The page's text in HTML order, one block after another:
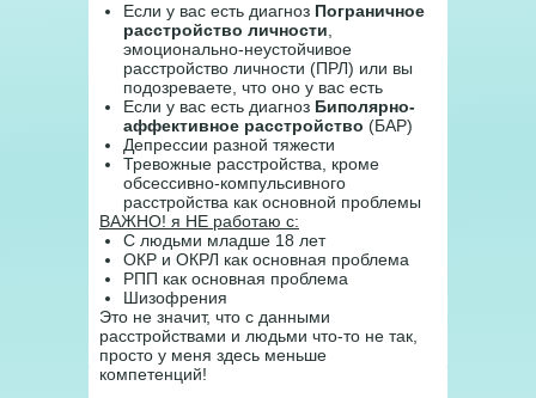
Если у вас есть диагноз Пограничное
расстройство личности
эмоционально-неустойчивое
расстройство личности (ПРЛ) или вы
подозреваете, что оно у вас есть
Если у вас есть диагноз Биполярно-
аффективное расстройство (БАР)
Депрессии разной тяжести
Тревожные расстройства, кроме
обсессивно-компульсивного
расстройства как основной проблемы
ВАЖНО! я НЕ работаю с:
С людьми младше 18 лет
ОКР и ОКРЛ как основная проблема
РПП как основная проблема
Шизофрения
Это не значит, что с данными
расстройствами и людьми что-то не так,
просто у меня здесь меньше
компетенций!